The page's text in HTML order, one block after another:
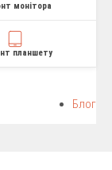
монітора
планшету
Блог